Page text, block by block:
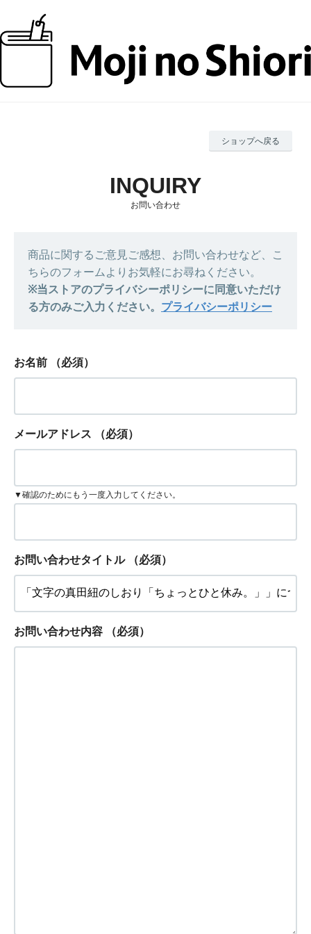
ショップへ戻る
お問い合わせ
商品に関するご意見ご感想、お問い合わせなど、こ
ちらのフォームよりお気軽にお尋ねください。
※当ストアのプライバシーポリシーに同意いただけ
る方のみご入力ください。 プライバシーポリシー
お名前 （必須）
メールアドレス （必須）
▼確認のためにもう一度入力してください。
お問い合わせタイトル （必須）
お問い合わせ内容 （必須）